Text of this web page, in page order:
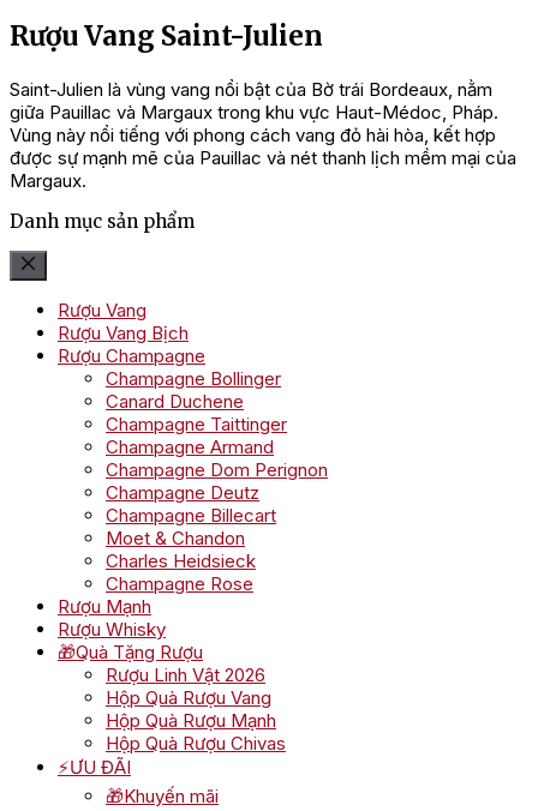
Rượu Vang Saint-Julien
Saint-Julien là vùng vang nổi bật của Bờ trái Bordeaux, nằm
giữa Pauillac và Margaux trong khu vực Haut-Médoc, Pháp.
Vùng này nổi tiếng với phong cách vang đỏ hài hòa, kết hợp
được sự mạnh mẽ của Pauillac và nét thanh lịch mềm mại của
Margaux.
Danh mục sản phẩm
Rượu Vang
Rượu Vang Bịch
Rượu Champagne
Champagne Bollinger
Canard Duchene
Champagne Taittinger
Champagne Armand
Champagne Dom Perignon
Champagne Deutz
Champagne Billecart
Moet & Chandon
Charles Heidsieck
Champagne Rose
Rượu Mạnh
Rượu Whisky
🎁Quà Tặng Rượu
Rượu Linh Vật 2026
Hộp Quà Rượu Vang
Hộp Quà Rượu Mạnh
Hộp Quà Rượu Chivas
⚡ƯU ĐÃI
🎁Khuyến mãi